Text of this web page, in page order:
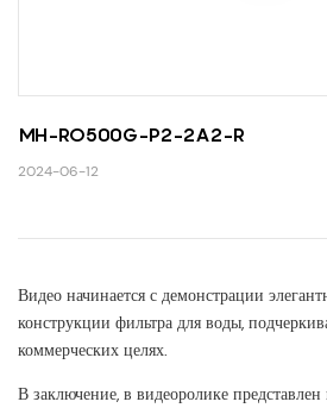
MH-RO500G-P2-2A2-R
2024-06-12
Видео начинается с демонстрации
конструкции фильтра для воды,
коммерческих целях.
В заключение, в видеоролике